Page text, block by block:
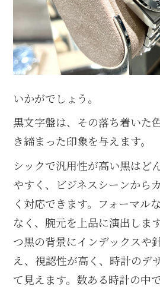
いかがでしょう。
黒文字盤は、その落ち着いた
き締まった印象を与えます。
シックで汎用性が高い黒はど
やすく、ビジネスシーンから
く対応できます。フォーマル
なく、腕元を上品に演出しま
つ黒の背景にインデックスや
え、視認性が高く、時計のデ
て見えます。 数ある時計の中